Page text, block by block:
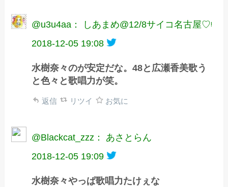
@u3u4aa： しあまめ@12/8サイコ名古屋♡ᵎ
2018-12-05 19:08
水樹奈々のが安定だな。48と広瀬香美歌う
と色々と歌唱力が笑。
返信 リツイ お気に
@Blackcat_zzz： あさとらん
2018-12-05 19:09
水樹奈々やっぱ歌唱力たけぇな